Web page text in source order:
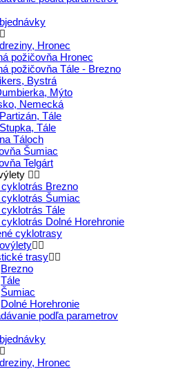
Hronec
požičovňa Hronec
požičovňa Tále - Brezno
Bystrá
Mýto
Nemecká
Tále
Tále
Táloch
Šumiac
Telgárt
Brezno
Šumiac
Tále
Dolné Horehronie
cyklotrasy
trasy
Brezno
Tále
Šumiac
Dolné Horehronie
podľa parametrov
Hronec